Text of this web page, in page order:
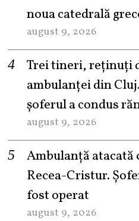
noua catedrală
august 9, 2026
Trei tineri, reținuți
ambulanței din
șoferul a condus
august 9, 2026
Ambulanță atacată
Recea-Cristur.
fost operat
august 9, 2026